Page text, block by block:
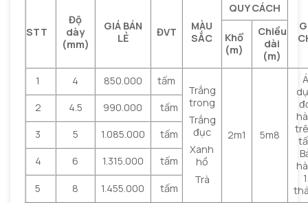
STT
Độ
dày
(mm)
GIÁ BÁN
LẺ
ĐVT
MÀU
SẮC
QUY CÁCH
Khổ
(m)
Chiều
dài
(m)
1
4 850.000 tấm
Trắng
trong
Trắng
đục
Xanh
hồ
Trà
2m1 5m8
2 4.5 990.000 tấm
3 5 1.085.000 tấm
4 6 1.315.000 tấm
5 8 1.455.000 tấm